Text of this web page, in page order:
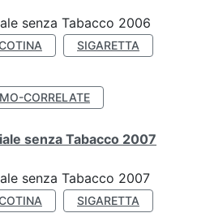
senza Tabacco 2006
SIGARETTA
CORRELATE
senza Tabacco 2007
senza Tabacco 2007
SIGARETTA